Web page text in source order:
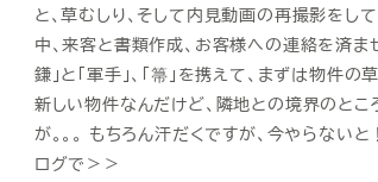
と、草むしり、そして内見動画の再撮影をし
中、来客と書類作成、お客様への連絡を済ま
鎌」と「軍手」、「箒」を携えて、まずは物件
新しい物件なんだけど、隣地との境界のと
が。。。 もちろん汗だくですが、今やらない
ログで＞＞